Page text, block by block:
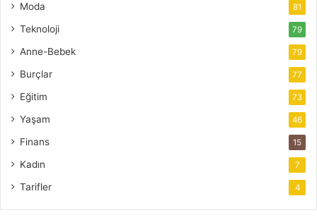
Moda 81
Teknoloji 79
Anne-Bebek 79
Burçlar 77
Eğitim 73
Yaşam 46
Finans 15
Kadın 7
Tarifler 4